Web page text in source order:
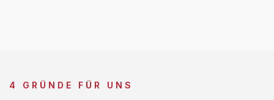
4 GRÜNDE FÜR UNS